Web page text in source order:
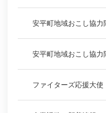
安平町地域おこし協力
安平町地域おこし協力
ファイターズ応援大使